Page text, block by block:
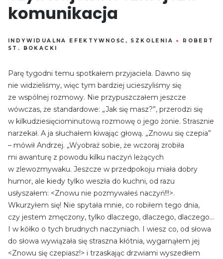
komunikacja
INDYWIDUALNA EFEKTYWNOŚĆ , SZKOLENIA ●
ROBERT
ST. BOKACKI
Parę tygodni temu spotkałem przyjaciela. Dawno się
nie widzieliśmy, więc tym bardziej ucieszyliśmy się
ze wspólnej rozmowy. Nie przypuszczałem jeszcze
wówczas, że standardowe: „Jak się masz?”, przerodzi się
w kilkudziesięciominutową rozmowę o jego żonie. Strasznie
narzekał. A ja słuchałem kiwając głową. „Znowu się czepia”
– mówił Andrzej. „Wyobraź sobie, że wczoraj zrobiła
mi awanturę z powodu kilku naczyń leżących
w zlewozmywaku. Jeszcze w przedpokoju miała dobry
humor, ale kiedy tylko weszła do kuchni, od razu
usłyszałem: <Znowu nie pozmywałeś naczyń!!!>.
Wkurzyłem się! Nie spytała mnie, co robiłem tego dnia,
czy jestem zmęczony, tylko dlaczego, dlaczego, dlaczego…
I w kółko o tych brudnych naczyniach. I wiesz co, od słowa
do słowa wywiązała się straszna kłótnia, wygarnąłem jej
<Znowu się czepiasz!> i trzaskając drzwiami wyszedłem